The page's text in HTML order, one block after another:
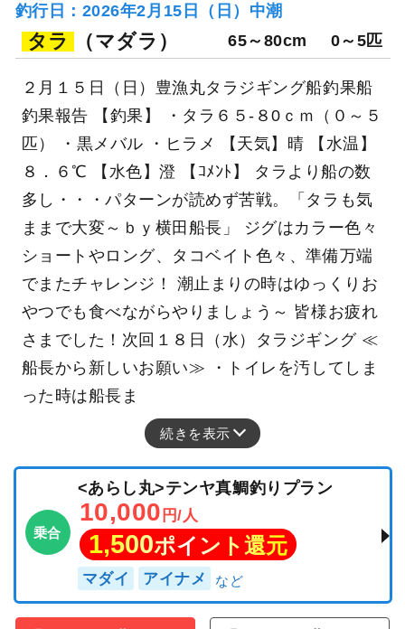
釣行日：2026年2月15日（日）中潮
タラ （マダラ） 65～80cm 0～5匹
２月１５日（日）豊漁丸タラジギング船釣果船
釣果報告 【釣果】 ・タラ６５-８0ｃｍ（０～５
匹） ・黒メバル ・ヒラメ 【天気】晴 【水温】
８．６℃ 【水色】澄 【ｺﾒﾝﾄ】 タラより船の数
多し・・・パターンが読めず苦戦。「タラも気
ままで大変～ｂｙ横田船長」 ジグはカラー色々
ショートやロング、タコベイト色々、準備万端
でまたチャレンジ！ 潮止まりの時はゆっくりお
やつでも食べながらやりましょう～ 皆様お疲れ
さまでした！次回１８日（水）タラジギング ≪
船長から新しいお願い≫ ・トイレを汚してしま
った時は船長ま
続きを表示
乗合
<あらし丸>テンヤ真鯛釣りプラン
10,000 円/人
1,500ポイント還元
マダイ アイナメ